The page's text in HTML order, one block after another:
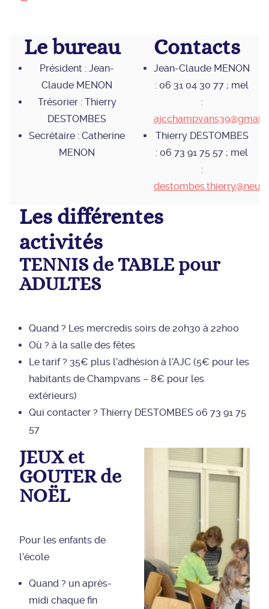
Le bureau
Président : Jean-
Claude MENON
Trésorier : Thierry
DESTOMBES
Secrétaire : Catherine
MENON
Contacts
Jean-Claude MENON
: 06 31 04 30 77 ; mel
:
Thierry DESTOMBES
: 06 73 91 75 57 ; mel
:
Les différentes
activités
TENNIS de TABLE pour
ADULTES
Quand ? Les mercredis soirs de 20h30 à 22h00
Où ? à la salle des fêtes
Le tarif ? 35€ plus l’adhésion à l’AJC (5€ pour les
habitants de Champvans – 8€ pour les
extérieurs)
Qui contacter ? Thierry DESTOMBES 06 73 91 75
57
JEUX et
GOUTER de
NOËL
Pour les enfants de
l’école
Quand ? un après-
midi chaque fin